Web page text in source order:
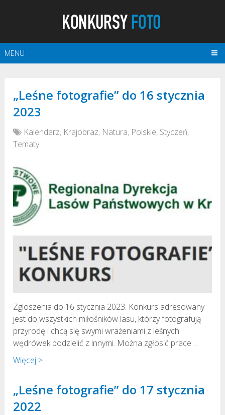
MENU
„Leśne fotografie” do 16 stycznia
2023
Kalendarz, Krajobraz, Natura, Polskie, Styczeń,
Tematy
Zgloszenia do 16 stycznia 2023. Konkurs adresowany
jest do wszystkich miłośników lasu, którzy fotografują
przyrodę i chcą się swymi wrażeniami z leśnych
wędrówek podzielić z innymi. Można zgłosić prace …
Więcej >
„Leśne fotografie” do 17 stycznia
2022